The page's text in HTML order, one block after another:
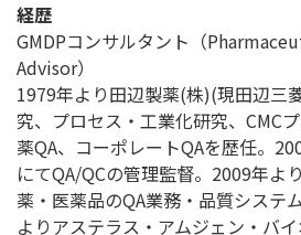
経歴
GMDPコンサルタント（
Advisor）
1979年より田辺製薬(株)(現田辺三
究、プロセス・工業化研究、CMC
薬QA、コーポレートQAを歴任。
にてQA/QCの管理監督。2009年よ
薬・医薬品のQA業務・品質システ
よりアステラス・アムジェン・バ